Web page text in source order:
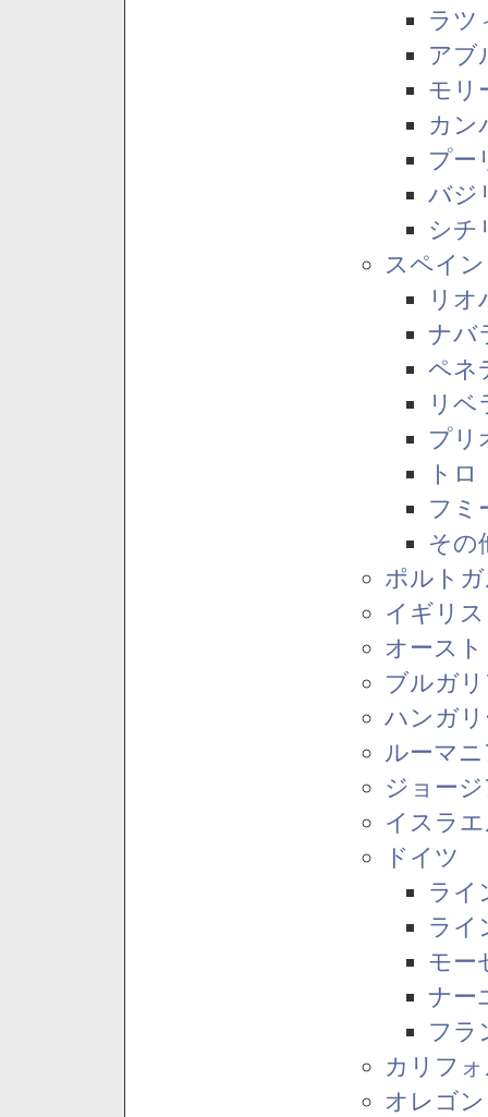
ラツ
アブ
モリ
カン
プー
バジ
シチ
スペイン
リオ
ナバ
ペネ
リベ
プリ
トロ
フミ
その
ポルト
イギリス
オース
ブルガ
ハンガ
ルーマ
ジョー
イスラ
ドイツ
ライ
ライ
モー
ナー
フラ
カリフ
オレゴ